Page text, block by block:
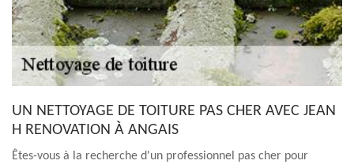
UN NETTOYAGE DE TOITURE PAS CHER AVEC JEAN
H RENOVATION À ANGAIS
Êtes-vous à la recherche d'un professionnel pas cher pour